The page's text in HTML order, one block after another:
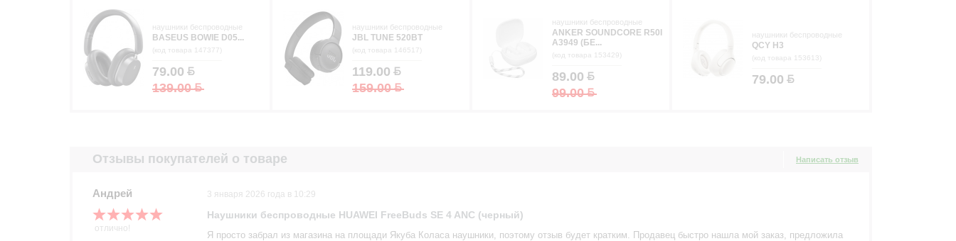
наушники беспроводные
BASEUS BOWIE D05...
(код товара 147377)
79.00
139.00
наушники беспроводные
JBL TUNE 520BT
(код товара 146517)
119.00
159.00
наушники беспроводные
ANKER SOUNDCORE R50I
A3949 (БЕ...
(код товара 153429)
89.00
99.00
наушники беспроводные
QCY H3
(код товара 153613)
79.00
Написать отзыв
Отзывы покупателей о товаре
3 января 2026 года в 10:29
Андрей
отлично!
Наушники беспроводные HUAWEI FreeBuds SE 4 ANC (черный)
Я просто забрал из магазина на площади Якуба Коласа наушники, поэтому отзыв будет кратким. Продавец быстро нашла мой заказ, предложила